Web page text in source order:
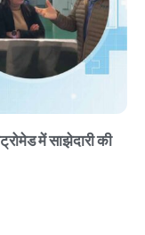
में साझेदारी की